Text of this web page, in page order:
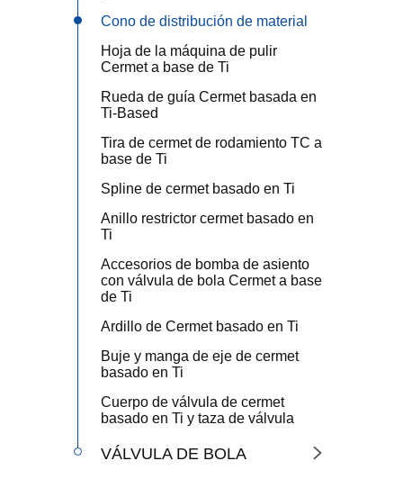
Cono de distribución de material
Hoja de la máquina de pulir
Cermet a base de Ti
Rueda de guía Cermet basada en
Ti-Based
Tira de cermet de rodamiento TC a
base de Ti
Spline de cermet basado en Ti
Anillo restrictor cermet basado en
Ti
Accesorios de bomba de asiento
con válvula de bola Cermet a base
de Ti
Ardillo de Cermet basado en Ti
Buje y manga de eje de cermet
basado en Ti
Cuerpo de válvula de cermet
basado en Ti y taza de válvula
VÁLVULA DE BOLA 